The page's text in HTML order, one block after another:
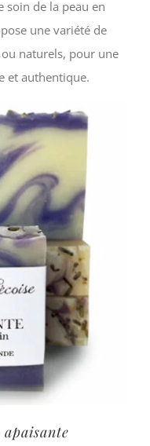
soin de la peau en
une variété de
naturels, pour une
et authentique.